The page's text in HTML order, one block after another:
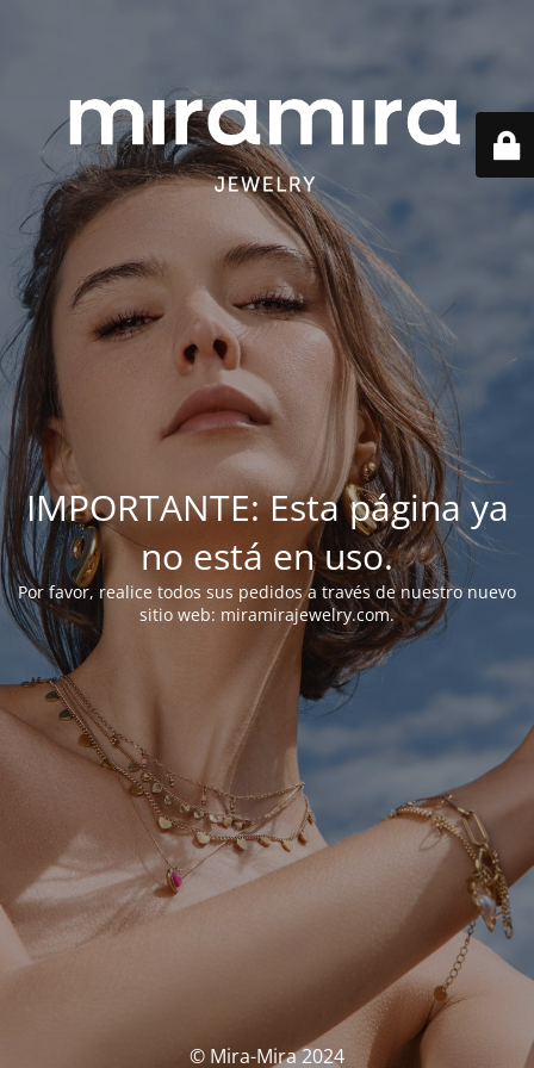
IMPORTANTE: Esta página ya
no está en uso.
Por favor, realice todos sus pedidos a través de nuestro nuevo
sitio web: miramirajewelry.com.
© Mira-Mira 2024